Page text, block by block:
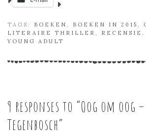
TAGS: BOEKEN BOEKEN IN 2015
LITERAIRE THRILLER
RECENSIE
YOUNG ADULT
9 responses to “Oog om oog
Tegenbosch”